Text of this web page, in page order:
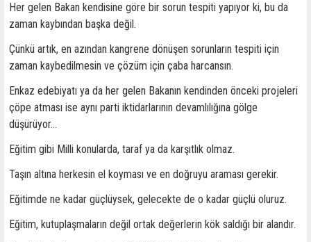
Her gelen Bakan kendisine göre bir sorun tespiti yapıyor ki, bu da
zaman kaybından başka değil.
Çünkü artık, en azından kangrene dönüşen sorunların tespiti için
zaman kaybedilmesin ve çözüm için çaba harcansın.
Enkaz edebiyatı ya da her gelen Bakanın kendinden önceki projeleri
çöpe atması ise aynı parti iktidarlarının devamlılığına gölge
düşürüyor…
Eğitim gibi Milli konularda, taraf ya da karşıtlık olmaz.
Taşın altına herkesin el koyması ve en doğruyu araması gerekir.
Eğitimde ne kadar güçlüysek, gelecekte de o kadar güçlü oluruz.
Eğitim, kutuplaşmaların değil ortak değerlerin kök saldığı bir alandır.